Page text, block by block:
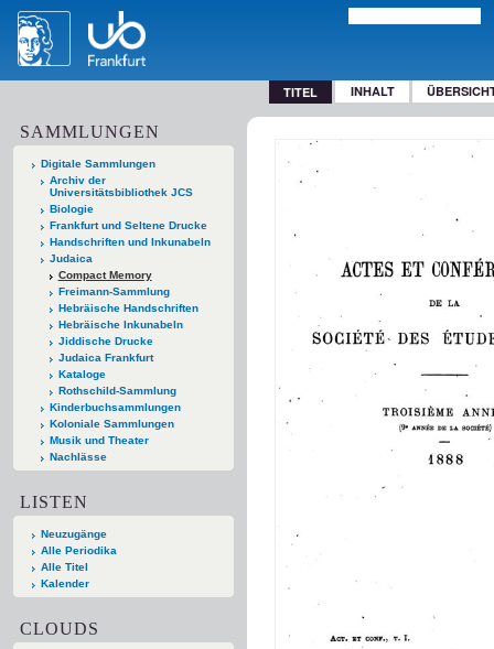
TITEL INHALT
SAMMLUNGEN
Digitale Sammlungen
Archiv der
Universitätsbibliothek JCS
Biologie
Frankfurt und Seltene Drucke
Handschriften und Inkunabeln
Judaica
Compact Memory
Freimann-Sammlung
Hebräische Handschriften
Hebräische Inkunabeln
Jiddische Drucke
Judaica Frankfurt
Kataloge
Rothschild-Sammlung
Kinderbuchsammlungen
Koloniale Sammlungen
Musik und Theater
Nachlässe
LISTEN
Neuzugänge
Alle Periodika
Alle Titel
Kalender
CLOUDS